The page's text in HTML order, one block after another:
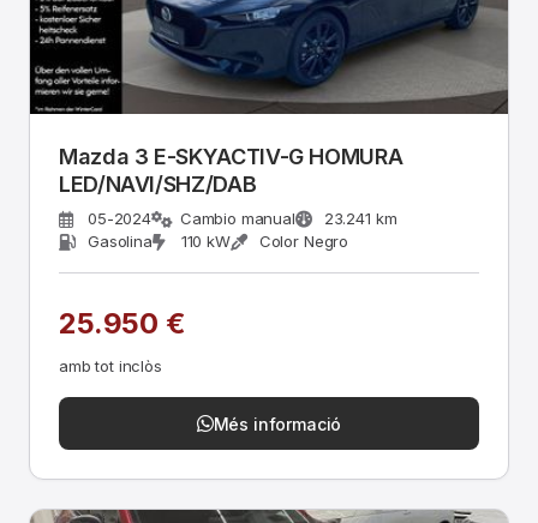
Mazda 3 E-SKYACTIV-G HOMURA
LED/NAVI/SHZ/DAB
05-2024 Cambio manual
23.241 km
Gasolina
110 kW Color Negro
25.950 €
amb tot inclòs
Més informació